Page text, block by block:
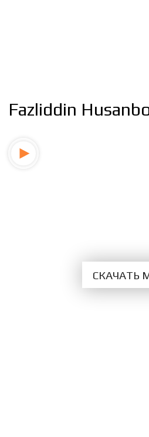
Fazliddin
СКАЧАТЬ